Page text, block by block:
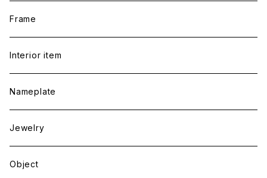
Frame
Interior item
Nameplate
Jewelry
Object